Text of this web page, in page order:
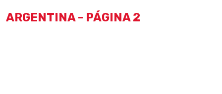
ARGENTINA - PÁGINA 2